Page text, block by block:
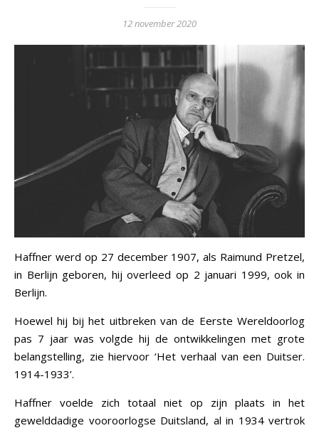
12 november 2020
Haffner werd op 27 december 1907, als Raimund Pretzel,
in Berlijn geboren, hij overleed op 2 januari 1999, ook in
Berlijn.
Hoewel hij bij het uitbreken van de Eerste Wereldoorlog
pas 7 jaar was volgde hij de ontwikkelingen met grote
belangstelling, zie hiervoor ‘Het verhaal van een Duitser.
1914-1933’.
Haffner voelde zich totaal niet op zijn plaats in het
gewelddadige vooroorlogse Duitsland, al in 1934 vertrok